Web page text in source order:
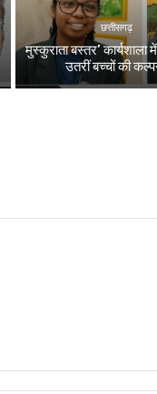
छत्तीसगढ़
मुस्कुराता बस्तर’
उतरीं बच्चों की